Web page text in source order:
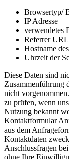
Browsertyp/
IP Adresse
verwendetes
Referrer URL
Hostname
Uhrzeit der
Diese Daten sind
Zusammenführung
nicht
zu prüfen, wenn
Nutzung bekannt
Kontaktformular
aus dem
Kontaktdaten
Anschlussfragen